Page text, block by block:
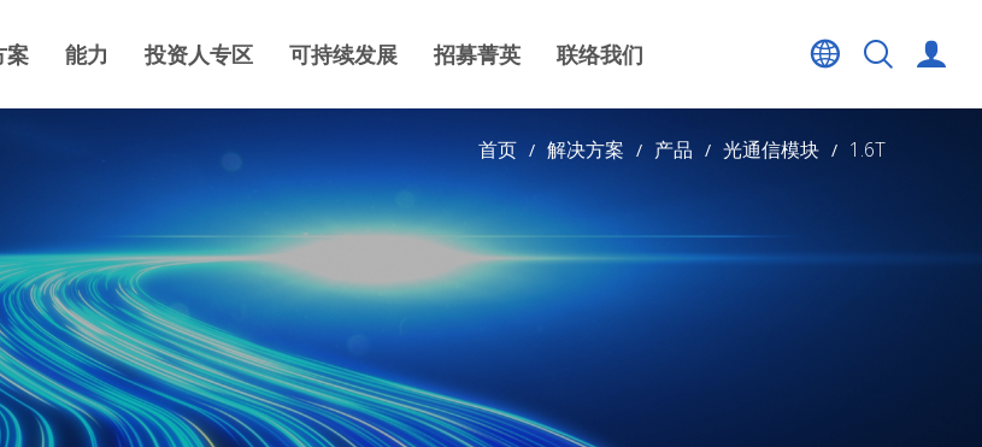
案 能力 投资人专区 可持续发展 招募菁英 联络我们
首页 解决方案 产品 光通信模块 1.6T